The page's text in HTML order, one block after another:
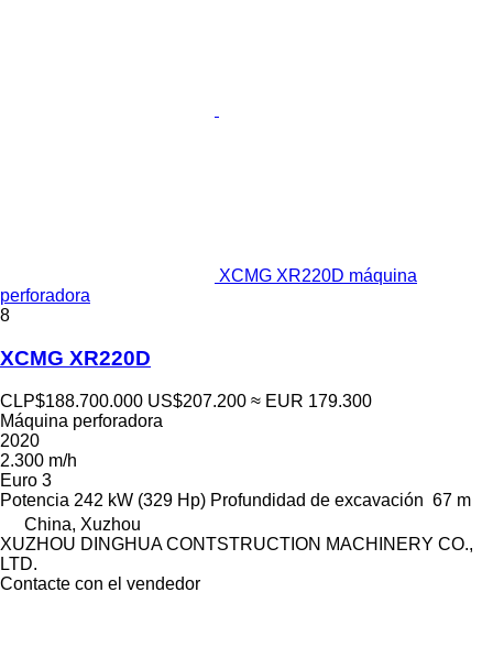
XCMG XR220D máquina
perforadora
8
XCMG XR220D
CLP$188.700.000 US$207.200 ≈ EUR 179.300
Máquina perforadora
2020
2.300 m/h
Euro 3
Potencia 242 kW (329 Hp) Profundidad de excavación 67 m
China, Xuzhou
XUZHOU DINGHUA CONTSTRUCTION MACHINERY CO.,
LTD.
Contacte con el vendedor